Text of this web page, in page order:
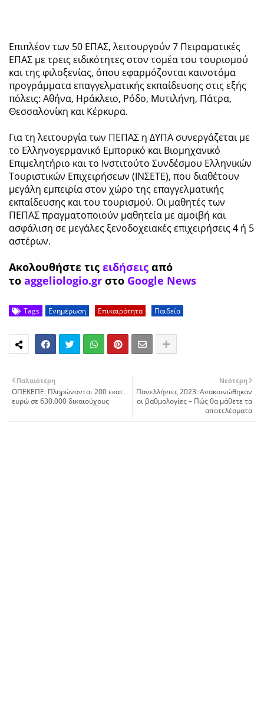
Επιπλέον των 50 ΕΠΑΣ, λειτουργούν 7 Πειραματικές
ΕΠΑΣ με τρεις ειδικότητες στον τομέα του τουρισμού
και της φιλοξενίας, όπου εφαρμόζονται καινοτόμα
προγράμματα επαγγελματικής εκπαίδευσης στις εξής
πόλεις: Αθήνα, Ηράκλειο, Ρόδο, Μυτιλήνη, Πάτρα,
Θεσσαλονίκη και Κέρκυρα.
Για τη λειτουργία των ΠΕΠΑΣ η ΔΥΠΑ συνεργάζεται με
το Ελληνογερμανικό Εμπορικό και Βιομηχανικό
Επιμελητήριο και το Ινστιτούτο Συνδέσμου Ελληνικών
Τουριστικών Επιχειρήσεων (ΙΝΣΕΤΕ), που διαθέτουν
μεγάλη εμπειρία στον χώρο της επαγγελματικής
εκπαίδευσης και του τουρισμού. Οι μαθητές των
ΠΕΠΑΣ πραγματοποιούν μαθητεία με αμοιβή και
ασφάλιση σε μεγάλες ξενοδοχειακές επιχειρήσεις 4 ή 5
αστέρων.
Ακολουθήστε τις ειδήσεις από
το aggeliologio.gr στο Google News
Tags Ενημέρωση Επικαιρότητα Παιδεία
Νεότερη
Πανελλήνιες 2023: Ανακοινώθηκαν
οι βαθμολογίες – Πώς θα μάθετε τα
αποτελέσματα
Παλαιότερη
ΟΠΕΚΕΠΕ: Πληρώνονται 200 εκατ.
ευρώ σε 630.000 δικαιούχους